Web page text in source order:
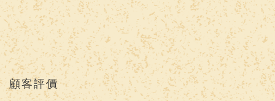
顧客評價